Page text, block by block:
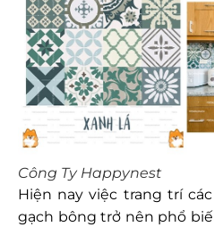
Công Ty Happynest
Hiện nay việc trang trí
gạch bông trở nên phổ